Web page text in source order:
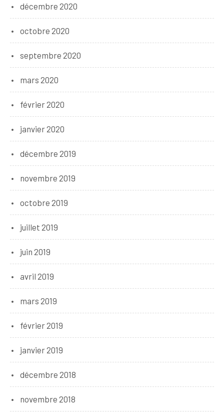
décembre 2020
octobre 2020
septembre 2020
mars 2020
février 2020
janvier 2020
décembre 2019
novembre 2019
octobre 2019
juillet 2019
juin 2019
avril 2019
mars 2019
février 2019
janvier 2019
décembre 2018
novembre 2018